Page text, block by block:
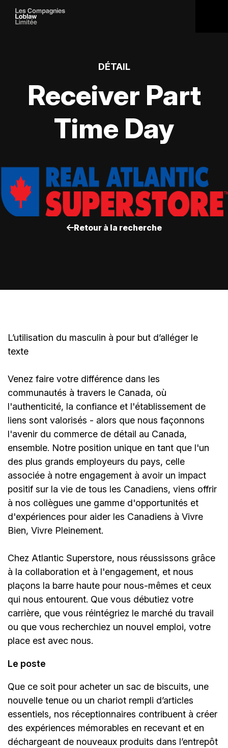
DÉTAIL
Receiver Part
Time Day
Retour à la recherche
L’utilisation du masculin à pour but d’alléger le
texte
Venez faire votre différence dans les
communautés à travers le Canada, où
l'authenticité, la confiance et l'établissement de
liens sont valorisés - alors que nous façonnons
l'avenir du commerce de détail au Canada,
ensemble. Notre position unique en tant que l'un
des plus grands employeurs du pays, celle
associée à notre engagement à avoir un impact
positif sur la vie de tous les Canadiens, viens offrir
à nos collègues une gamme d'opportunités et
d'expériences pour aider les Canadiens à Vivre
Bien, Vivre Pleinement.
Chez Atlantic Superstore, nous réussissons grâce
à la collaboration et à l'engagement, et nous
plaçons la barre haute pour nous-mêmes et ceux
qui nous entourent. Que vous débutiez votre
carrière, que vous réintégriez le marché du travail
ou que vous recherchiez un nouvel emploi, votre
place est avec nous.
Le poste
Que ce soit pour acheter un sac de biscuits, une
nouvelle tenue ou un chariot rempli d’articles
essentiels, nos réceptionnaires contribuent à créer
des expériences mémorables en recevant et en
déchargeant de nouveaux produits dans l’entrepôt